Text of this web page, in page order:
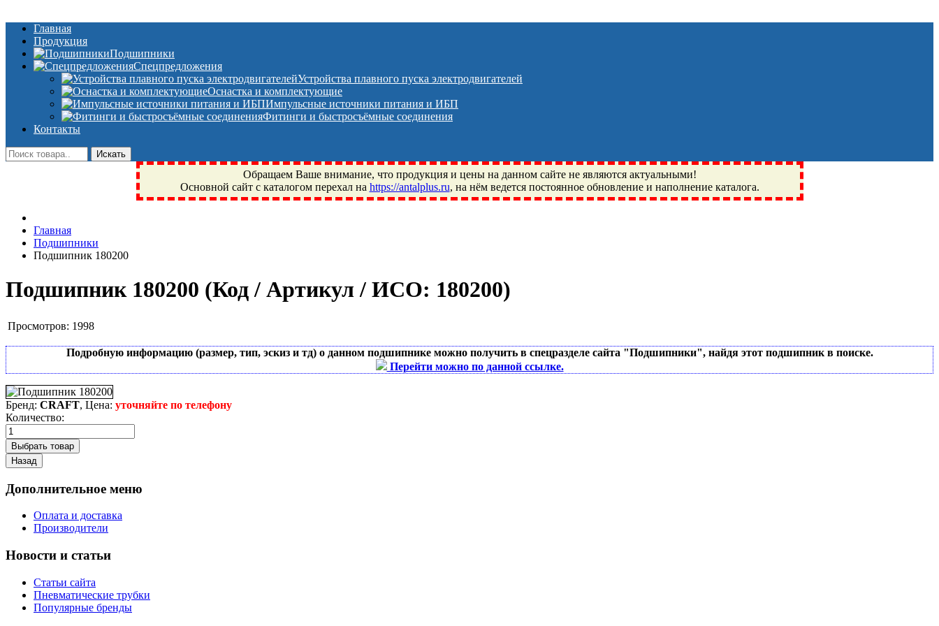
Главная
Продукция
Подшипники
Спецпредложения
Устройства плавного пуска электродвигателей
Оснастка и комплектующие
Импульсные источники питания и ИБП
Фитинги и быстросъёмные соединения
Контакты
Обращаем Ваше внимание, что продукция и цены на данном сайте не являются актуальными!
Основной сайт с каталогом перехал на https://antalplus.ru, на нём ведется постоянное обновление и наполнение каталога.
Фрязино, Антал+, плюс, Свердловский, Загорянский, Юбилейный, Щелково, Москва, Пушкино, Королёв, Балашиха, Фряново, Монино, Ивантеевка, подшипники, пневматика, метизы,
техника, сварочные аппараты, NIS, NSK, JED, KPT, NXZ, ГПЗ, Neutral, WHX, ZWZ, CRAFT, СПЗ-4, NECTECH, KG, LQY, DPI, BSN, SPZ, РФ, BMZ, ХАРП, CX, РОЛТОМ, APZ, FBJ, KYK,
NTN, SKF, купить, заказать
Главная
Подшипники
Подшипник 180200
Подшипник 180200 (Код / Артикул / ИСО: 180200)
Просмотров: 1998
Подробную информацию (размер, тип, эскиз и тд) о данном подшипнике можно получить в спецразделе сайта "Подшипники", найдя этот подшипник в поиске.
Перейти можно по данной ссылке.
Бренд: CRAFT, Цена: уточняйте по телефону
Количество:
Дополнительное меню
Оплата и доставка
Производители
Новости и статьи
Статьи сайта
Пневматические трубки
Популярные бренды